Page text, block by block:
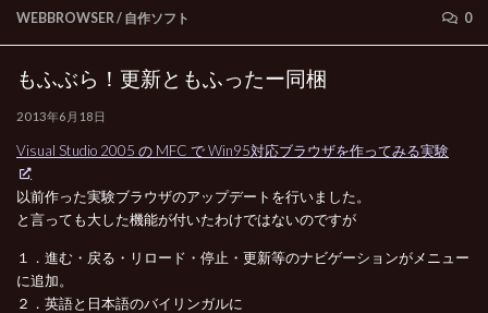
WEBBROWSER/ 自作ソフト 0
もふぶら！更新ともふったー同梱
2013年6月18日
Visual Studio 2005 の MFC で Win95対応ブラウザを作ってみる実験
以前作った実験ブラウザのアップデートを行いました。
と言っても大した機能が付いたわけではないのですが
１．進む・戻る・リロード・停止・更新等のナビゲーションがメニュー
に追加。
２．英語と日本語のバイリンガルに